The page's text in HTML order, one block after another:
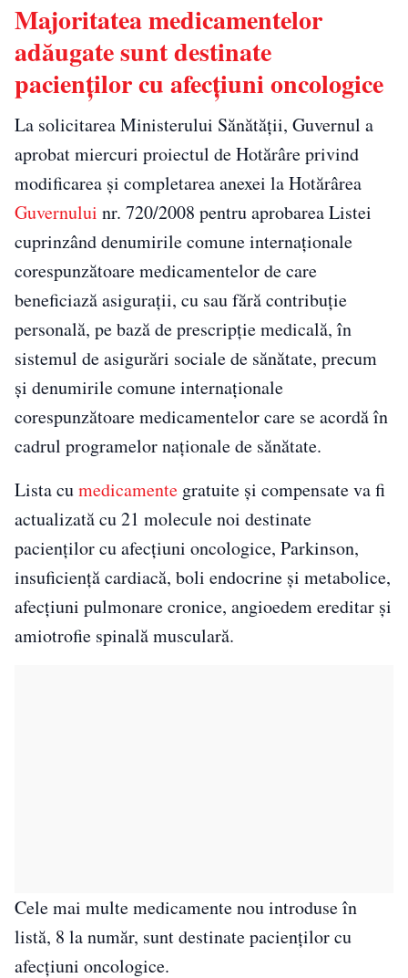
Majoritatea medicamentelor
adăugate sunt destinate
pacienților cu afecțiuni oncologice
La solicitarea Ministerului Sănătății, Guvernul a
aprobat miercuri proiectul de Hotărâre privind
modificarea și completarea anexei la Hotărârea
Guvernului nr. 720/2008 pentru aprobarea Listei
cuprinzând denumirile comune internaționale
corespunzătoare medicamentelor de care
beneficiază asigurații, cu sau fără contribuție
personală, pe bază de prescripție medicală, în
sistemul de asigurări sociale de sănătate, precum
şi denumirile comune internaționale
corespunzătoare medicamentelor care se acordă în
cadrul programelor naționale de sănătate.
Lista cumedicamente gratuite și compensate va fi
actualizată cu 21 molecule noi destinate
pacienților cu afecțiuni oncologice, Parkinson,
insuficiență cardiacă, boli endocrine și metabolice,
afecțiuni pulmonare cronice, angioedem ereditar și
amiotrofie spinală musculară.
Cele mai multe medicamente nou introduse în
listă, 8 la număr, sunt destinate pacienților cu
afecțiuni oncologice.